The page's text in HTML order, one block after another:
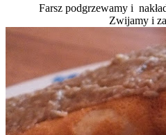
Farsz podgrzewamy i
Zwijamy i